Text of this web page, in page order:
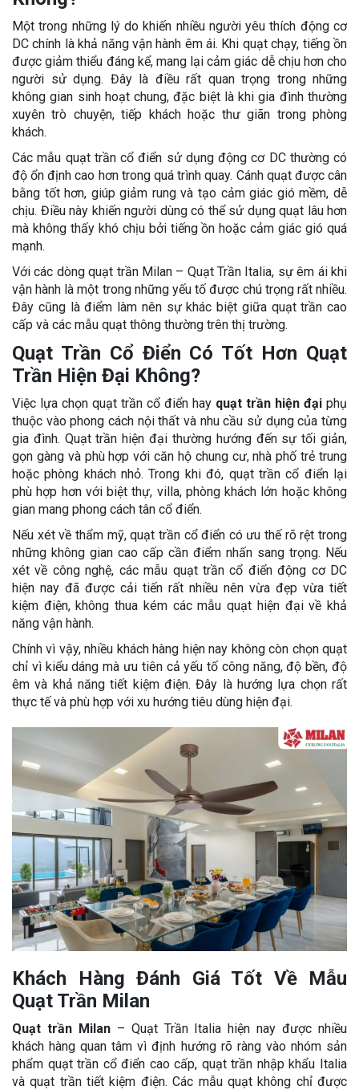
Một trong những lý do khiến nhiều người yêu thích động cơ
DC chính là khả năng vận hành êm ái. Khi quạt chạy, tiếng ồn
được giảm thiểu đáng kể, mang lại cảm giác dễ chịu hơn cho
người sử dụng. Đây là điều rất quan trọng trong những
không gian sinh hoạt chung, đặc biệt là khi gia đình thường
xuyên trò chuyện, tiếp khách hoặc thư giãn trong phòng
khách.
Các mẫu quạt trần cổ điển sử dụng động cơ DC thường có
độ ổn định cao hơn trong quá trình quay. Cánh quạt được cân
bằng tốt hơn, giúp giảm rung và tạo cảm giác gió mềm, dễ
chịu. Điều này khiến người dùng có thể sử dụng quạt lâu hơn
mà không thấy khó chịu bởi tiếng ồn hoặc cảm giác gió quá
mạnh.
Với các dòng quạt trần Milan – Quạt Trần Italia, sự êm ái khi
vận hành là một trong những yếu tố được chú trọng rất nhiều.
Đây cũng là điểm làm nên sự khác biệt giữa quạt trần cao
cấp và các mẫu quạt thông thường trên thị trường.
Quạt Trần Cổ Điển Có Tốt Hơn Quạt
Trần Hiện Đại Không?
Việc lựa chọn quạt trần cổ điển hay quạt trần hiện đại phụ
thuộc vào phong cách nội thất và nhu cầu sử dụng của từng
gia đình. Quạt trần hiện đại thường hướng đến sự tối giản,
gọn gàng và phù hợp với căn hộ chung cư, nhà phố trẻ trung
hoặc phòng khách nhỏ. Trong khi đó, quạt trần cổ điển lại
phù hợp hơn với biệt thự, villa, phòng khách lớn hoặc không
gian mang phong cách tân cổ điển.
Nếu xét về thẩm mỹ, quạt trần cổ điển có ưu thế rõ rệt trong
những không gian cao cấp cần điểm nhấn sang trọng. Nếu
xét về công nghệ, các mẫu quạt trần cổ điển động cơ DC
hiện nay đã được cải tiến rất nhiều nên vừa đẹp vừa tiết
kiệm điện, không thua kém các mẫu quạt hiện đại về khả
năng vận hành.
Chính vì vậy, nhiều khách hàng hiện nay không còn chọn quạt
chỉ vì kiểu dáng mà ưu tiên cả yếu tố công năng, độ bền, độ
êm và khả năng tiết kiệm điện. Đây là hướng lựa chọn rất
thực tế và phù hợp với xu hướng tiêu dùng hiện đại.
Khách Hàng Đánh Giá Tốt Về Mẫu
Quạt Trần Milan
Quạt trần Milan– Quạt Trần Italia hiện nay được nhiều
khách hàng quan tâm vì định hướng rõ ràng vào nhóm sản
phẩm quạt trần cổ điển cao cấp, quạt trần nhập khẩu Italia
và quạt trần tiết kiệm điện. Các mẫu quạt không chỉ được